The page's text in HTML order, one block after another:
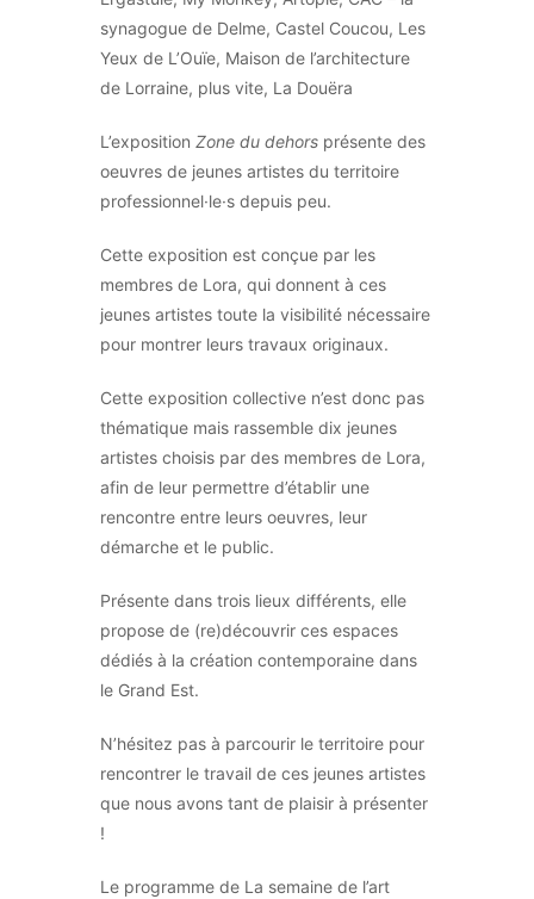
synagogue de Delme, Castel Coucou, Les
Yeux de L’Ouïe, Maison de l’architecture
de Lorraine, plus vite, La Douëra
L’exposition Zone du dehors présente des
oeuvres de jeunes artistes du territoire
professionnel·le·s depuis peu.
Cette exposition est conçue par les
membres de Lora, qui donnent à ces
jeunes artistes toute la visibilité nécessaire
pour montrer leurs travaux originaux.
Cette exposition collective n’est donc pas
thématique mais rassemble dix jeunes
artistes choisis par des membres de Lora,
afin de leur permettre d’établir une
rencontre entre leurs oeuvres, leur
démarche et le public.
Présente dans trois lieux différents, elle
propose de (re)découvrir ces espaces
dédiés à la création contemporaine dans
le Grand Est.
N’hésitez pas à parcourir le territoire pour
rencontrer le travail de ces jeunes artistes
que nous avons tant de plaisir à présenter
!
Le programme de La semaine de l’art